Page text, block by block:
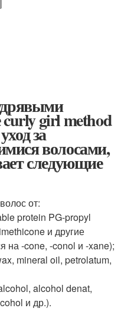
girl method
за
волосами,
следующие
от:
protein PG-propyl
и другие
на -cone, -conol и -xane);
mineral oil, petrolatum,
alcohol denat,
и др.).